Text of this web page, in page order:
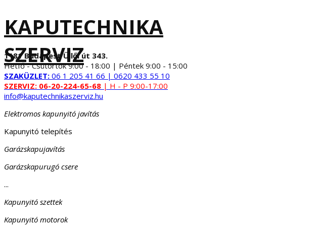
KAPUTECHNIKA
SZERVIZ
1181 Budapest Üllői út 343.
Hétfő - Csütörtök 9:00 - 18:00 | Péntek 9:00 - 15:00
SZAKÜZLET: 06 1 205 41 66 | 0620 433 55 10
SZERVIZ: 06-20-224-65-68 | H - P 9:00-17:00
info@kaputechnikaszerviz.hu
Elektromos kapunyitó javítás
Kapunyitó telepítés
Garázskapujavítás
Garázskapurugó csere
...
Kapunyitó szettek
Kapunyitó motorok